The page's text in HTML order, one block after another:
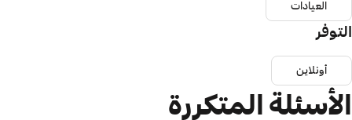
العيادات
التوفر
أونلاين
الأسئلة المتكررة